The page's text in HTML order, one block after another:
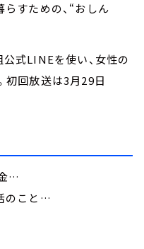
すための、“おしん
式LINEを使い、女性の
初回放送は3月29日
…
のこと…